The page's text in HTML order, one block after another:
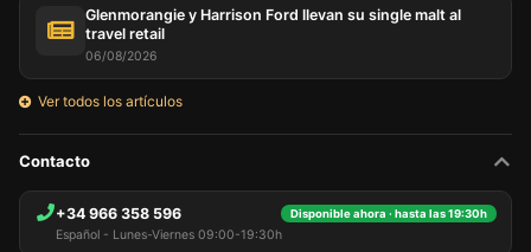
Glenmorangie y Harrison Ford llevan su single malt al
travel retail
06/08/2026
Ver todos los artículos
Contacto
+34 966 358 596 Disponible ahora · hasta las 19:30h
Español - Lunes-Viernes 09:00-19:30h